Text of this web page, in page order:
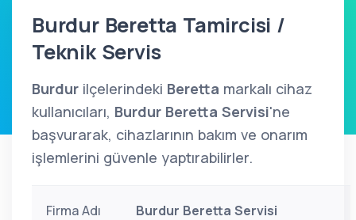
Burdur Beretta Tamircisi /
Teknik Servis
Burdur ilçelerindeki Beretta markalı cihaz
kullanıcıları, Burdur Beretta Servisi'ne
başvurarak, cihazlarının bakım ve onarım
işlemlerini güvenle yaptırabilirler.
Firma Adı Burdur Beretta Servisi